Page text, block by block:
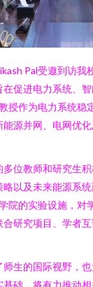
Pal受邀到访我
促进电力系统、
授作为电力系统稳
源并网、电网优
位教师和研究生
以及未来能源系统
院的实验设施，对
研究项目、学者
生的国际视野，
础，将有力推动